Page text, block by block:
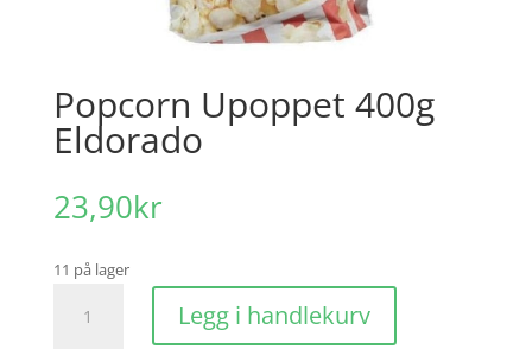
Popcorn Upoppet 400g
Eldorado
23,90kr
11 på lager
Upoppet
Legg i handlekurv